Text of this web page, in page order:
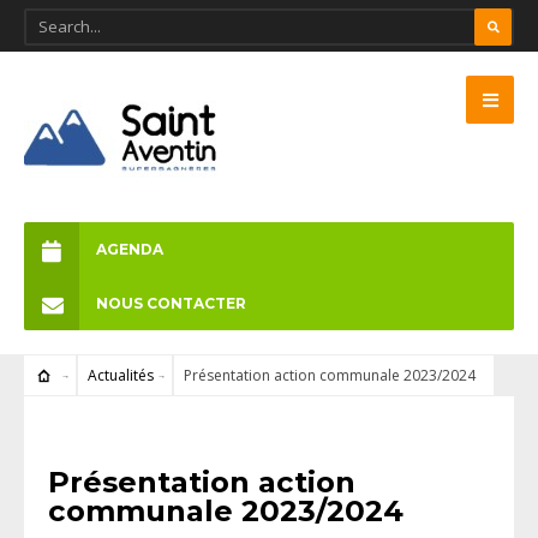
AGENDA
NOUS CONTACTER
Actualités Présentation action communale 2023/2024
Présentation action
communale 2023/2024